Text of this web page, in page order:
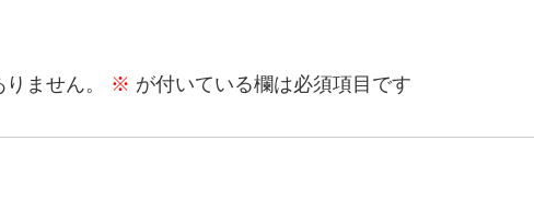
ません。 ※ が付いている欄は必須項目です